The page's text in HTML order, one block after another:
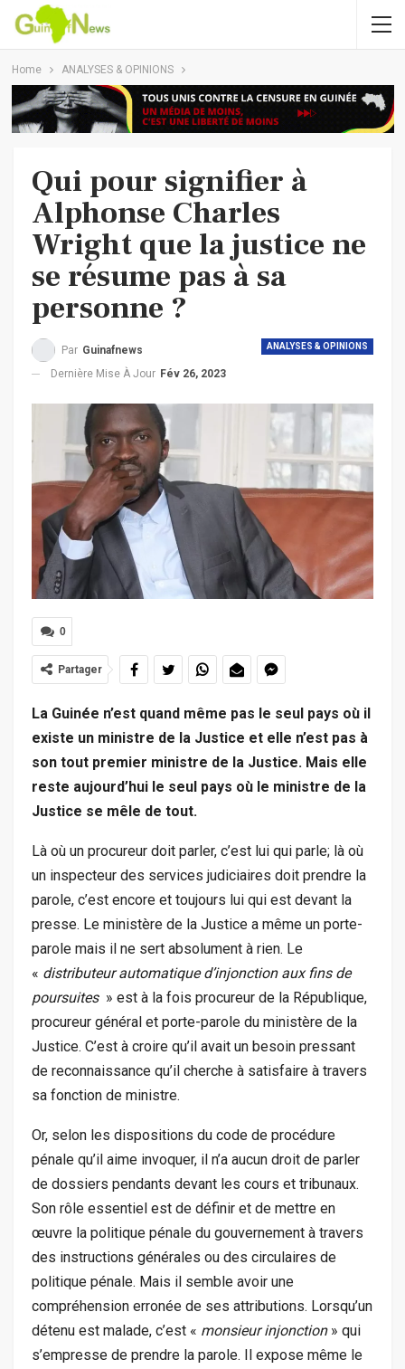
Home ANALYSES & OPINIONS
Qui pour signifier à
Alphonse Charles
Wright que la justice ne
se résume pas à sa
personne ?
ANALYSES & OPINIONS
Par Guinafnews
Dernière Mise À Jour Fév 26, 2023
0
Partager
La Guinée n’est quand même pas le seul pays où il
existe un ministre de la Justice et elle n’est pas à
son tout premier ministre de la Justice. Mais elle
reste aujourd’hui le seul pays où le ministre de la
Justice se mêle de tout.
Là où un procureur doit parler, c’est lui qui parle; là où
un inspecteur des services judiciaires doit prendre la
parole, c’est encore et toujours lui qui est devant la
presse. Le ministère de la Justice a même un porte-
parole mais il ne sert absolument à rien. Le
« distributeur automatique d’injonction aux fins de
poursuites » est à la fois procureur de la République,
procureur général et porte-parole du ministère de la
Justice. C’est à croire qu’il avait un besoin pressant
de reconnaissance qu’il cherche à satisfaire à travers
sa fonction de ministre.
Or, selon les dispositions du code de procédure
pénale qu’il aime invoquer, il n’a aucun droit de parler
de dossiers pendants devant les cours et tribunaux.
Son rôle essentiel est de définir et de mettre en
œuvre la politique pénale du gouvernement à travers
des instructions générales ou des circulaires de
politique pénale. Mais il semble avoir une
compréhension erronée de ses attributions. Lorsqu’un
détenu est malade, c’est « monsieur injonction» qui
s’empresse de prendre la parole. Il expose même le